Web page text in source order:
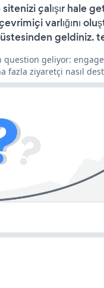
çalışır hale
varlığını
geldiniz.
question geliyor:
fazla ziyaretçi nasıl